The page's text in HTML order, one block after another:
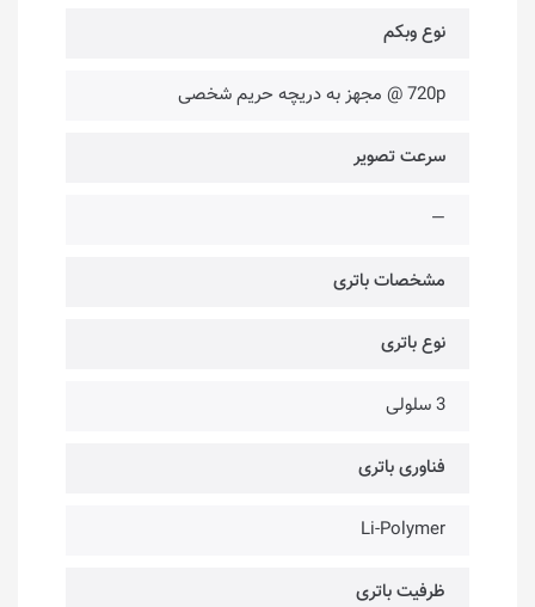
نوع وبکم
720p @ مجهز به دریچه حریم شخصی
سرعت تصویر
—
مشخصات باتری
نوع باتری
3 سلولی
فناوری باتری
Li-Polymer
ظرفیت باتری